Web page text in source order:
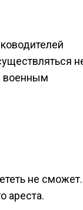
военным
не
ареста.